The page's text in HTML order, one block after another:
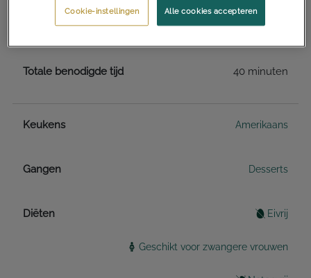
Voorbereidingstijd 10 minuten
Totale benodigde tijd 40 minuten
Keukens Amerikaans
Gangen Desserts
Diëten Eivrij
Geschikt voor zwangere vrouwen
Alle cookies accepteren
Cookie-instellingen